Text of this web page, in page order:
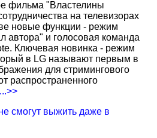
фильма "Властелины
на телевизорах
новые функции - режим
автора" и голосовая команда
Ключевая новинка - режим
в LG называют первым в
для стримингового
распространенного
...>>
смогут выжить даже в